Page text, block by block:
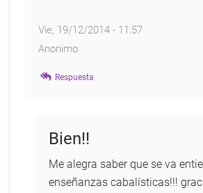
Vie, 19/12/2014 - 11:57
Anonimo
Respuesta
Bien!!
Me alegra saber que se va
enseñanzas cabalísticas!!!